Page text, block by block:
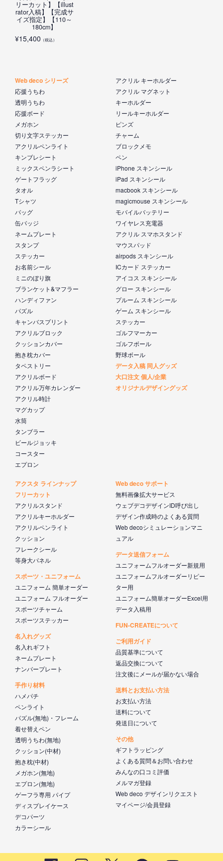
リーカット】【illust
rator入稿】【完成サ
イズ指定】【110～
180cm】
¥15,400 （税込）
Web deco シリーズ
応援うちわ
透明うちわ
応援ボード
メガホン
切り文字ステッカー
アクリルペンライト
キンブレシート
ミックスペンラシート
ゲートフラッグ
タオル
Tシャツ
バッグ
缶バッジ
ネームプレート
スタンプ
ステッカー
お名前シール
ミニのぼり旗
ブランケット&マフラー
ハンディファン
パズル
キャンバスプリント
アクリルブロック
クッションカバー
抱き枕カバー
タペストリー
アクリルボード
アクリル万年カレンダー
アクリル時計
マグカップ
水筒
タンブラー
ビールジョッキ
コースター
エプロン
アクリル キーホルダー
アクリル マグネット
キーホルダー
リールキーホルダー
ピンズ
チャーム
ブロックメモ
ペン
iPhone スキンシール
iPad スキンシール
macbook スキンシール
magicmouse スキンシール
モバイルバッテリー
ワイヤレス充電器
アクリル スマホスタンド
マウスパッド
airpods スキンシール
ICカード ステッカー
アイコス スキンシール
グロー スキンシール
プルーム スキンシール
ゲーム スキンシール
ステッカー
ゴルフマーカー
ゴルフボール
野球ボール
データ入稿 同人グッズ
大口注文 個人/企業
オリジナルデザイングッズ
アクスタ ラインナップ
フリーカット
アクリルスタンド
アクリルキーホルダー
アクリルペンライト
クッション
フレークシール
等身大パネル
スポーツ・ユニフォーム
ユニフォーム 簡単オーダー
ユニフォーム フルオーダー
スポーツチャーム
スポーツステッカー
名入れグッズ
名入れギフト
ネームプレート
ナンバープレート
手作り材料
ハメパチ
ペンライト
パズル(無地)・フレーム
着せ替えペン
透明うちわ(無地)
クッション(中材)
抱き枕(中材)
メガホン(無地)
エプロン(無地)
ゲーフラ専用 パイプ
ディスプレイケース
デコパーツ
カラーシール
Web deco サポート
無料画像拡大サービス
ウェブデコデザインID呼び出し
デザイン作成時のよくある質問
Web decoシミュレーションマニ
ュアル
データ送信フォーム
ユニフォームフルオーダー新規用
ユニフォームフルオーダーリピー
ター用
ユニフォーム簡単オーダーExcel用
データ入稿用
FUN-CREATEについて
ご利用ガイド
品質基準について
返品交換について
注文後にメールが届かない場合
送料とお支払い方法
お支払い方法
送料について
発送日について
その他
ギフトラッピング
よくある質問＆お問い合わせ
みんなの口コミ評価
メルマガ登録
Web deco デザインリクエスト
マイページ/会員登録